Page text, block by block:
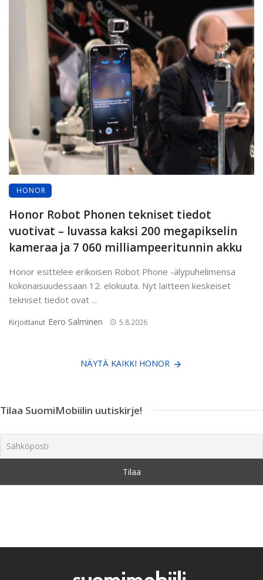
HONOR
Honor Robot Phonen tekniset tiedot
vuotivat – luvassa kaksi 200 megapikselin
kameraa ja 7 060 milliampeeritunnin akku
Honor esittelee erikoisen Robot Phone -älypuhelimensa
kokonaisuudessaan 12. elokuuta. Nyt laitteen keskeiset
tekniset tiedot ovat ...
Kirjoittanut Eero Salminen 5.8.2026
NÄYTÄ KAIKKI HONOR
Tilaa SuomiMobiilin uutiskirje!